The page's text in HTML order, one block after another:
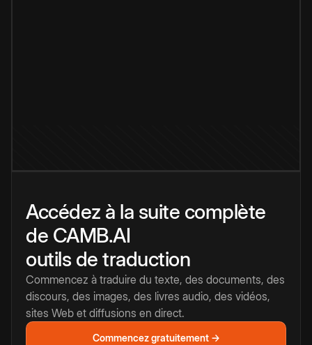
Accédez à la suite complète
de CAMB.AI
outils de traduction
Commencez à traduire du texte, des documents, des
discours, des images, des livres audio, des vidéos,
sites Web et diffusions en direct.
Commencez gratuitement →